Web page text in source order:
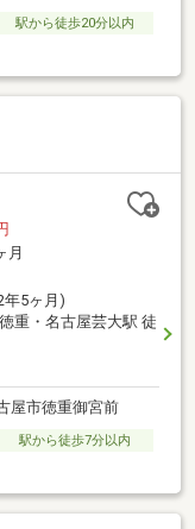
駅から徒歩20分以内
月
年5ヶ月)
重・名古屋芸大駅 徒
屋市徳重御宮前
駅から徒歩7分以内